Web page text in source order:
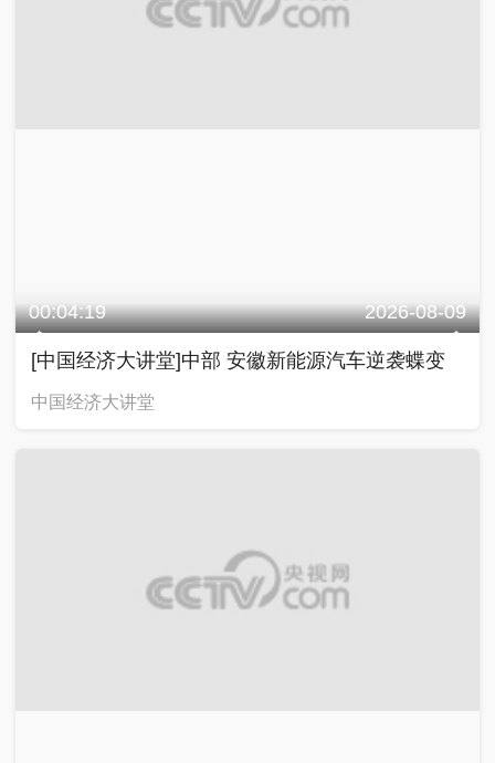
00:04:19 2026-08-09
[中国经济大讲堂]中部 安徽新能源汽车逆袭蝶变
中国经济大讲堂